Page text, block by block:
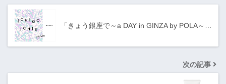
「きょう銀座で～a DAY in GINZA by POLA～…
次の記事